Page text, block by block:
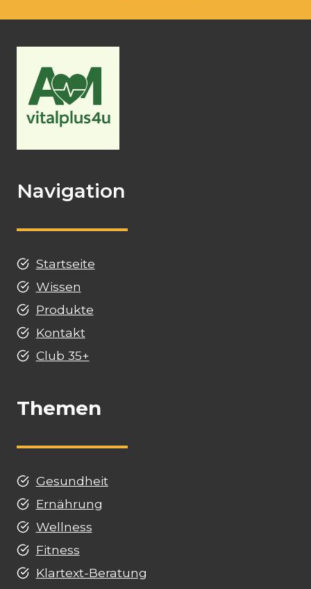
Navigation
Startseite
Wissen
Produkte
Kontakt
Club 35+
Themen
Gesundheit
Ernährung
Wellness
Fitness
Klartext-Beratung